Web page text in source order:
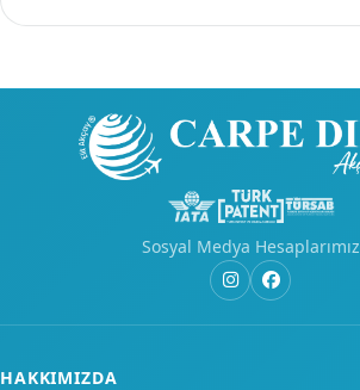
Sosyal Medya Hesaplarımız
HAKKIMIZDA